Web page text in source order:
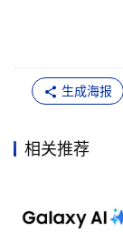
断电后24小时
UPS电源管理
将APC Smart-
正，吸收市电中
员所介绍的，
且根据我的使
1000保证几个
生成海报
相关推荐